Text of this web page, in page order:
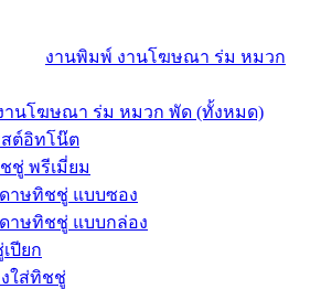
งานพิมพ์ งานโฆษณา ร่ม หมวก
านโฆษณา ร่ม หมวก พัด (ทั้งหมด)
สต์อิทโน๊ต
ชู่ พรีเมี่ยม
าษทิชชู่ แบบซอง
าษทิชชู่ แบบกล่อง
ปียก
ใส่ทิชชู่